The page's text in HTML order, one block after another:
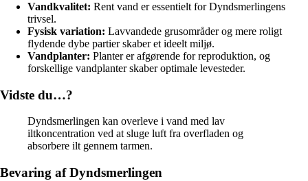
Vandkvalitet: Rent vand er essentielt for Dyndsmerlingens
trivsel.
Fysisk variation: Lavvandede grusområder og mere roligt
flydende dybe partier skaber et ideelt miljø.
Vandplanter: Planter er afgørende for reproduktion, og
forskellige vandplanter skaber optimale levesteder.
Vidste du…?
Dyndsmerlingen kan overleve i vand med lav
iltkoncentration ved at sluge luft fra overfladen og
absorbere ilt gennem tarmen.
Bevaring af Dyndsmerlingen